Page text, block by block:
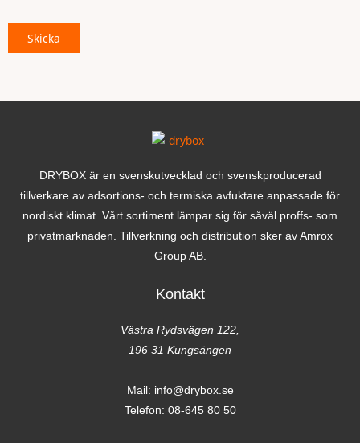
DRYBOX är en svenskutvecklad och svenskproducerad
tillverkare av adsortions- och termiska avfuktare anpassade för
nordiskt klimat. Vårt sortiment lämpar sig för såväl proffs- som
privatmarknaden. Tillverkning och distribution sker av Amrox
Group AB.
Kontakt
Västra Rydsvägen 122,
196 31 Kungsängen
Mail: info@drybox.se
Telefon: 08-645 80 50